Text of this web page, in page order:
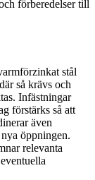
förberedelser till
stål
så krävs och
Infästningar
förstärks så att
även
öppningen.
relevanta